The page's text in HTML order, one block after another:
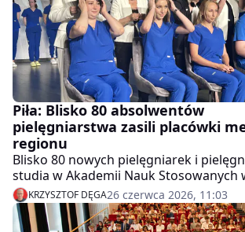
Piła: Blisko 80 absolwentów
pielęgniarstwa zasili placówki
regionu
Blisko 80 nowych pielęgniarek i
studia w Akademii Nauk Stosowanych
uroczystego czepkowania absolwenci
dołączyli do grona osób gotowych
pacjentom.
KRZYSZTOF DĘGA26 czerwca 2026, 11:03